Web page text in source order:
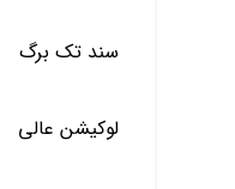
سند تک برگ
لوکیشن عالی